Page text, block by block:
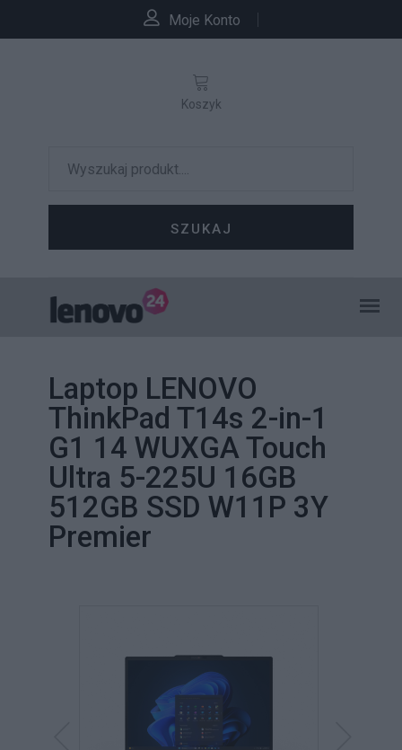
Moje Konto
SZUKAJ
Koszyk
Laptop LENOVO
ThinkPad T14s 2-in-1
G1 14 WUXGA Touch
Ultra 5-225U 16GB
512GB SSD W11P 3Y
Premier